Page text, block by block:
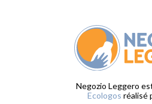
Negozio Leggero
Ecologos réalisé